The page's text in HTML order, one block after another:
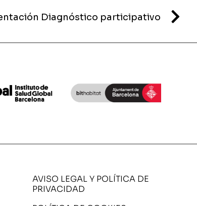
Diagnóstico participativo
AVISO LEGAL Y POLÍTICA DE
PRIVACIDAD